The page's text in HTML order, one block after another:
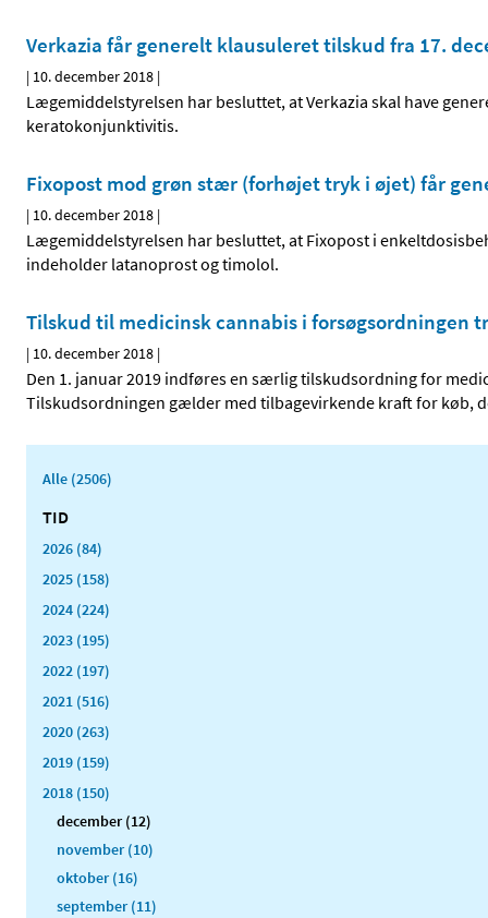
Verkazia får generelt klausuleret tilskud fra 17.
| 10. december 2018 |
Lægemiddelstyrelsen har besluttet, at Verkazia skal have
keratokonjunktivitis.
Fixopost mod grøn stær (forhøjet tryk i øjet) får
| 10. december 2018 |
Lægemiddelstyrelsen har besluttet, at Fixopost i
indeholder latanoprost og timolol.
Tilskud til medicinsk cannabis i forsøgsordningen
| 10. december 2018 |
Den 1. januar 2019 indføres en særlig tilskudsordning for
Tilskudsordningen gælder med tilbagevirkende kraft for køb,
Alle (2506)
TID
2026 (84)
2025 (158)
2024 (224)
2023 (195)
2022 (197)
2021 (516)
2020 (263)
2019 (159)
2018 (150)
december (12)
november (10)
oktober (16)
september (11)